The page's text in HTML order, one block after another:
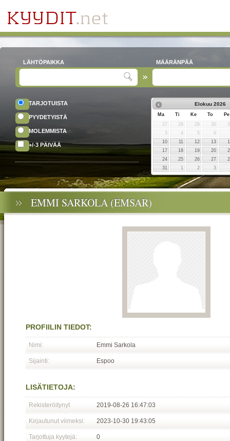
LÄHTÖPAIKKA MÄÄRÄNPÄÄ
TARJOTUISTA
PYYDETYISTÄ
MOLEMMISTA
+/-3 PÄIVÄÄ
Elokuu 2026
Ma Ti Ke To
Pe
27
28 29 30
3
4 5
6
10
11 12 13
17
18 19 20
24
25 26 27
31
1 2 3
EMMI SARKOLA (EMSAR)
PROFIILIN TIEDOT:
Nimi: Emmi Sarkola
Sijainti: Espoo
LISÄTIETOJA:
Rekisteröitynyt 2019-08-26 16:47:03
Kirjautunut viimeksi: 2023-10-30 19:43:05
Tarjottuja kyytejä: 0